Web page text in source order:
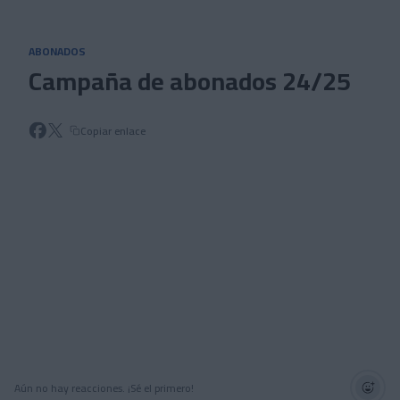
ABONADOS
Campaña de abonados 24/25
Copiar enlace
Aún no hay reacciones. ¡Sé el primero!